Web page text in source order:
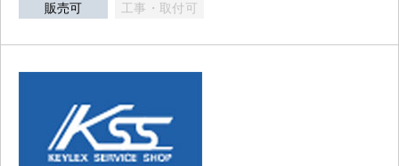
販売可 工事・取付可